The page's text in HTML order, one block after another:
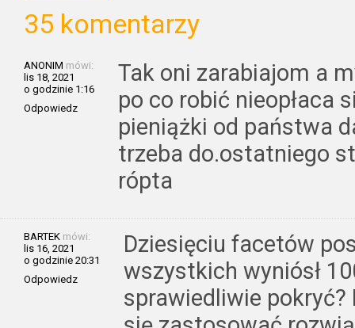
35 komentarzy
ANONIM mówi:
lis 18, 2021
o godzinie 1:16
Odpowiedz
Tak oni zarabiajom a
po co robić nieopłaca
pieniążki od państwa
trzeba do.ostatniego
rópta
BARTEK mówi:
lis 16, 2021
o godzinie 20:31
Odpowiedz
Dziesięciu facetów
wszystkich wyniósł
sprawiedliwie